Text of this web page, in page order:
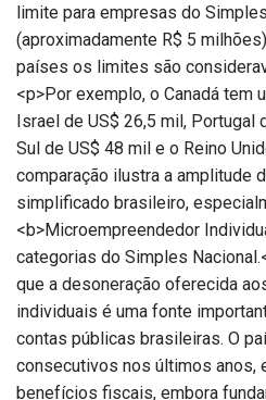
limite para empresas do
(aproximadamente R$ 5
países os limites são
<p>Por exemplo, o Canadá tem
Israel de US$ 26,5 mil, Portugal
Sul de US$ 48 mil e o Reino
comparação ilustra a amplitude
simplificado brasileiro,
<b>Microempreendedor
categorias do Simples
que a desoneração oferecida
individuais é uma fonte
contas públicas brasileiras. O
consecutivos nos últimos anos,
benefícios fiscais, embora